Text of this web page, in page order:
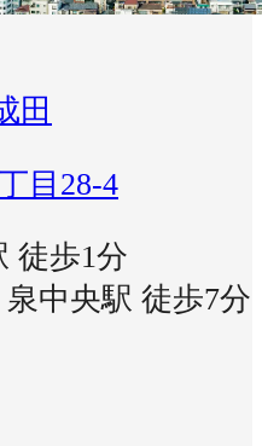
田
目28-4
徒歩1分
中央駅 徒歩7分